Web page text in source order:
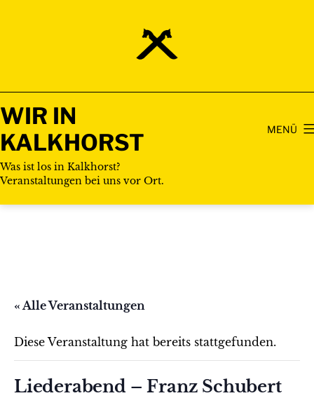
WIR IN
KALKHORST
Was ist los in Kalkhorst?
Veranstaltungen bei uns vor Ort.
MENÜ
« Alle Veranstaltungen
Diese Veranstaltung hat bereits stattgefunden.
Liederabend – Franz Schubert